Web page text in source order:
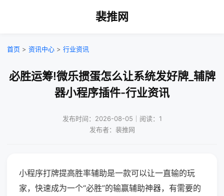
裴推网
首页 > 资讯中心 > 行业资讯
必胜运筹!微乐掼蛋怎么让系统发好牌_辅牌
器小程序插件-行业资讯
发布时间：2026-08-05｜阅读：1
发布者：裴推网
小程序打牌提高胜率辅助是一款可以让一直输的玩
家，快速成为一个“必胜”的输赢辅助神器，有需要的